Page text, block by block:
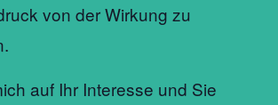
von der Wirkung zu
auf Ihr Interesse und Sie